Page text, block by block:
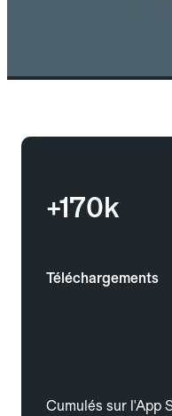
+170k
Téléchargements
Cumulés sur l'App